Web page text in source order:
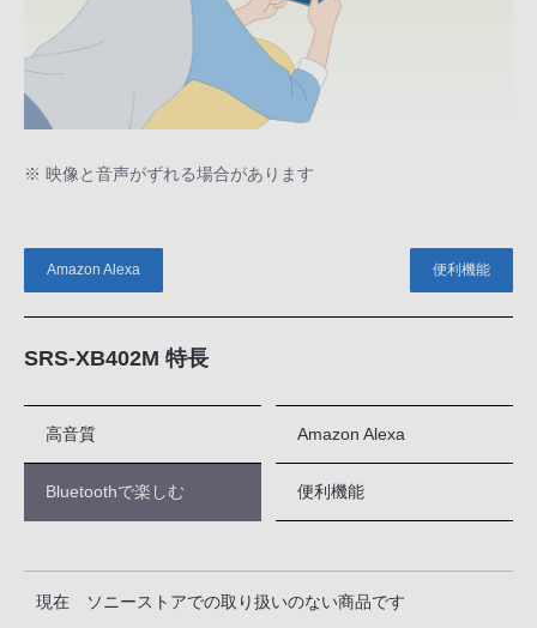
※ 映像と音声がずれる場合があります
Amazon Alexa 便利機能
SRS-XB402M 特長
高音質 Amazon Alexa
Bluetoothで楽しむ 便利機能
現在 ソニーストアでの取り扱いのない商品です